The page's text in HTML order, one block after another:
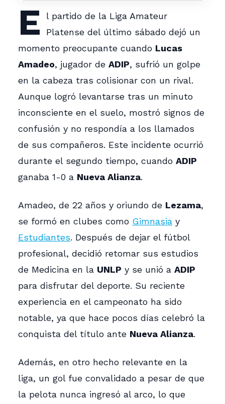
E
l partido de la Liga Amateur
Platense del último sábado dejó un
momento preocupante cuando Lucas
Amadeo, jugador de ADIP, sufrió un golpe
en la cabeza tras colisionar con un rival.
Aunque logró levantarse tras un minuto
inconsciente en el suelo, mostró signos de
confusión y no respondía a los llamados
de sus compañeros. Este incidente ocurrió
durante el segundo tiempo, cuando ADIP
ganaba 1-0 a Nueva Alianza.
Amadeo, de 22 años y oriundo de Lezama,
se formó en clubes como Gimnasia y
Estudiantes. Después de dejar el fútbol
profesional, decidió retomar sus estudios
de Medicina en la UNLP y se unió a ADIP
para disfrutar del deporte. Su reciente
experiencia en el campeonato ha sido
notable, ya que hace pocos días celebró la
conquista del título ante Nueva Alianza.
Además, en otro hecho relevante en la
liga, un gol fue convalidado a pesar de que
la pelota nunca ingresó al arco, lo que